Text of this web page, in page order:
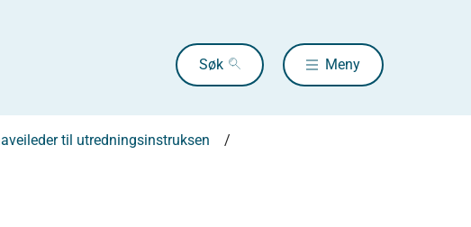
Søk Meny
til utredningsinstruksen